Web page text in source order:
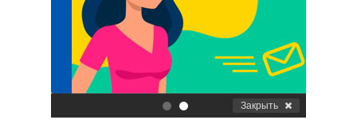
. Закрыть